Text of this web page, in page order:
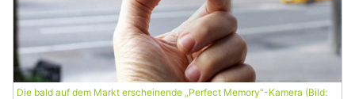
Die bald auf dem Markt erscheinende „Perfect Memory“-Kamera (Bild: